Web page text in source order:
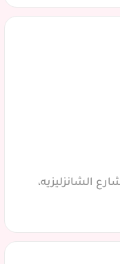
الشانزليزيه،